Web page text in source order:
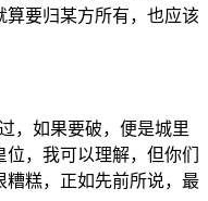
要归某方所有，也应该
，如果要破，便是城里
，我可以理解，但你们
糟糕，正如先前所说，最